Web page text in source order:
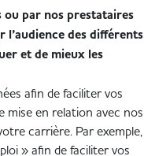
ou par nos prestataires
des différents
et de mieux les
afin de faciliter vos
mise en relation avec nos
carrière. Par exemple,
» afin de faciliter vos